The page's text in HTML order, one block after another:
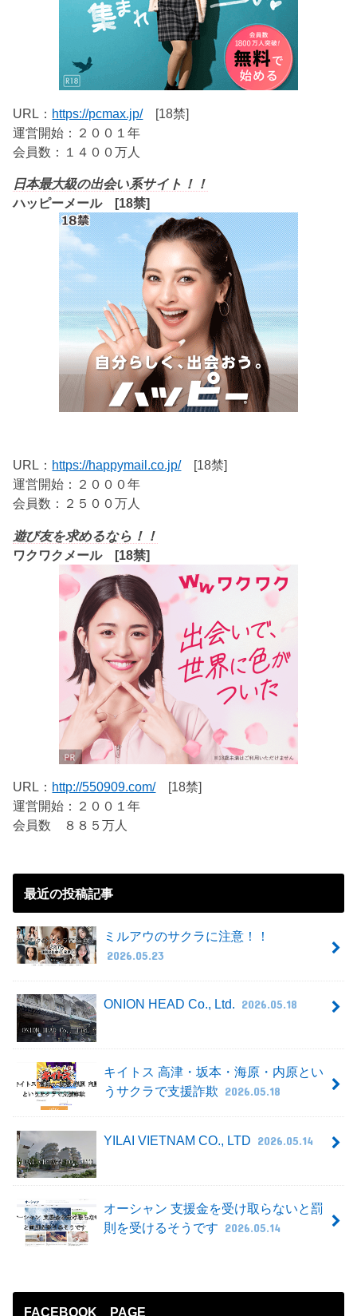
URL： https://pcmax.jp/[18禁]
運営開始：２００１年
会員数：１４００万人
日本最大級の出会い系サイト！！
ハッピーメール [18禁]
URL： https://happymail.co.jp/[18禁]
運営開始：２０００年
会員数：２５００万人
遊び友を求めるなら！！
ワクワクメール [18禁]
URL： http://550909.com/[18禁]
運営開始：２００１年
会員数 ８８５万人
最近の投稿記事
ミルアウのサクラに注意！！
2026.05.23
ONION HEAD Co., Ltd. 2026.05.18
キイトス 高津・坂本・海原・内原とい
うサクラで支援詐欺 2026.05.18
YILAI VIETNAM CO., LTD 2026.05.14
オーシャン 支援金を受け取らないと罰
則を受けるそうです 2026.05.14
FACEBOOK PAGE